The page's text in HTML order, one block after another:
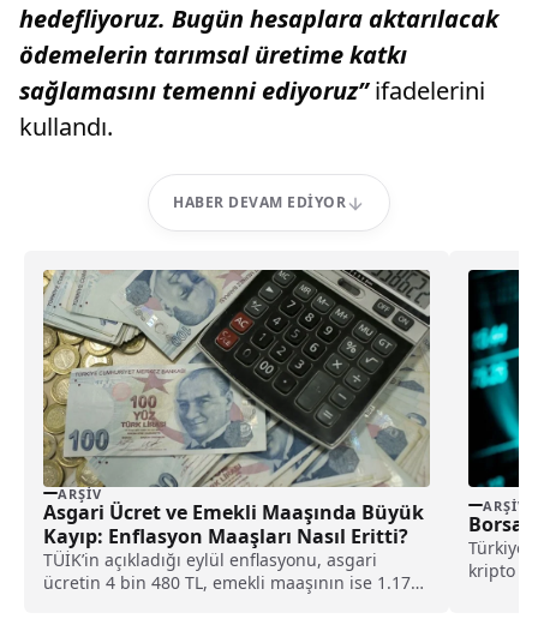
hedefliyoruz. Bugün hesaplara aktarılacak
ödemelerin tarımsal üretime katkı
sağlamasını temenni ediyoruz” ifadelerini
kullandı.
HABER DEVAM EDIYOR
ARŞIV
Asgari Ücret ve Emekli Maaşında Büyük
Kayıp: Enflasyon Maaşları Nasıl Eritti?
TÜİK’in açıkladığı eylül enflasyonu, asgari
ücretin 4 bin 480 TL, emekli maaşının ise 1.179
ARŞIV
Borsa
kripto